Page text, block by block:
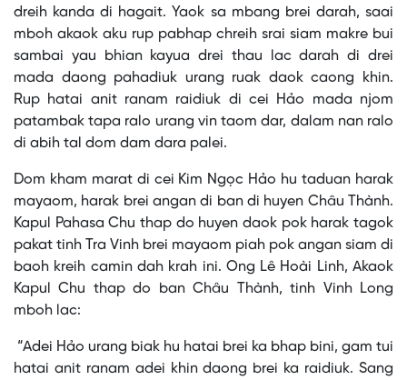
dreih kanda di hagait. Yaok sa mbang brei darah, saai
mboh akaok aku rup pabhap chreih srai siam makre bui
sambai yau bhian kayua drei thau lac darah di drei
mada daong pahadiuk urang ruak daok caong khin.
Rup hatai anit ranam raidiuk di cei Hảo mada njom
patambak tapa ralo urang vin taom dar, dalam nan ralo
di abih tal dom dam dara palei.
Dom kham marat di cei Kim Ngọc Hảo hu taduan harak
mayaom, harak brei angan di ban di huyen Châu Thành.
Kapul Pahasa Chu thap do huyen daok pok harak tagok
pakat tinh Tra Vinh brei mayaom piah pok angan siam di
baoh kreih camin dah krah ini. Ong Lê Hoài Linh, Akaok
Kapul Chu thap do ban Châu Thành, tinh Vinh Long
mboh lac:
“Adei Hảo urang biak hu hatai brei ka bhap bini, gam tui
hatai anit ranam adei khin daong brei ka raidiuk. Sang